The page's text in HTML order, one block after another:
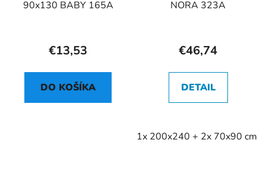
90x130 BABY 165A
€13,53
DO KOŠÍKA
NORA 323A
€46,74
DETAIL
1x 200x240 + 2x 70x90 cm